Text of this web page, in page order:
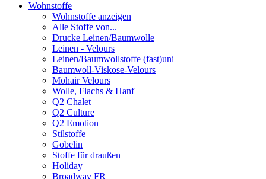
Wohnstoffe
Wohnstoffe anzeigen
Alle Stoffe von...
Drucke Leinen/Baumwolle
Leinen - Velours
Leinen/Baumwollstoffe (fast)uni
Baumwoll-Viskose-Velours
Mohair Velours
Wolle, Flachs & Hanf
Q2 Chalet
Q2 Culture
Q2 Emotion
Stilstoffe
Gobelin
Stoffe für draußen
Holiday
Broadway FR